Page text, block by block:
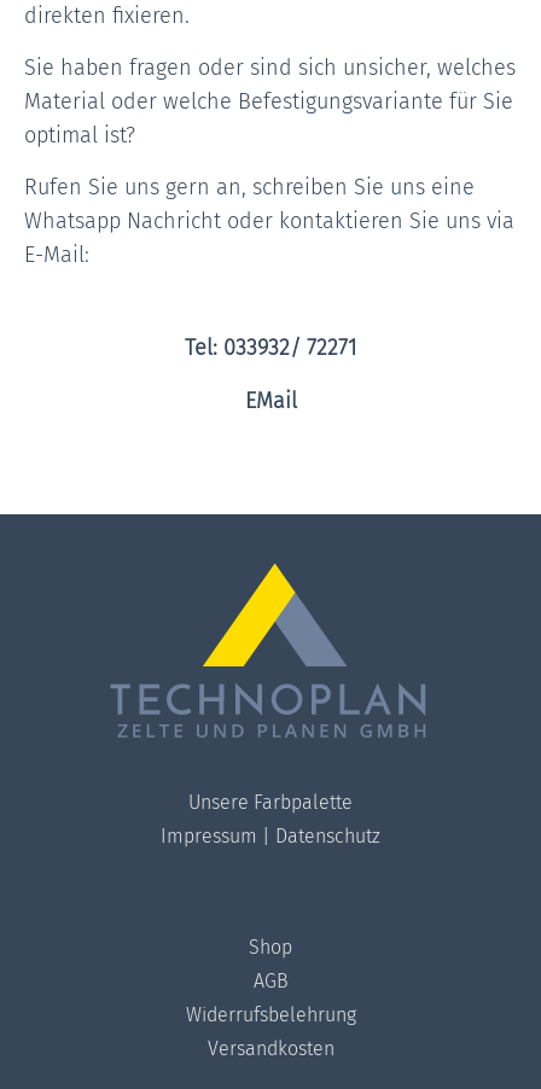
direkten fixieren.
Sie haben fragen oder sind sich unsicher, welches
Material oder welche Befestigungsvariante für Sie
optimal ist?
Rufen Sie uns gern an, schreiben Sie uns eine
Whatsapp Nachricht oder kontaktieren Sie uns via
E-Mail:
Tel: 033932/ 72271
EMail
Unsere Farbpalette
Impressum
Datenschutz
Shop
AGB
Widerrufsbelehrung
Versandkosten